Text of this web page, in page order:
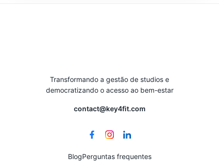
Transformando a gestão de studios e
democratizando o acesso ao bem-estar
contact@key4fit.com
BlogPerguntas frequentes